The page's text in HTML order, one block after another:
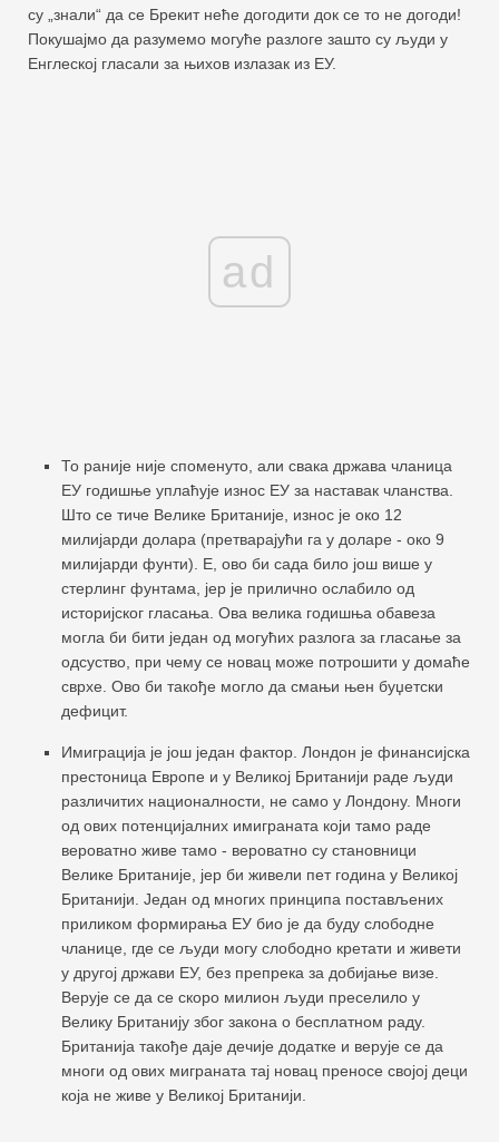
су „знали“ да се Брекит неће догодити док се то не догоди!
Покушајмо да разумемо могуће разлоге зашто су људи у
Енглеској гласали за њихов излазак из ЕУ.
ad
То раније није споменуто, али свака држава чланица
ЕУ годишње уплаћује износ ЕУ за наставак чланства.
Што се тиче Велике Британије, износ је око 12
милијарди долара (претварајући га у доларе - око 9
милијарди фунти). Е, ово би сада било још више у
стерлинг фунтама, јер је прилично ослабило од
историјског гласања. Ова велика годишња обавеза
могла би бити један од могућих разлога за гласање за
одсуство, при чему се новац може потрошити у домаће
сврхе. Ово би такође могло да смањи њен буџетски
дефицит.
Имиграција је још један фактор. Лондон је финансијска
престоница Европе и у Великој Британији раде људи
различитих националности, не само у Лондону. Многи
од ових потенцијалних имиграната који тамо раде
вероватно живе тамо - вероватно су становници
Велике Британије, јер би живели пет година у Великој
Британији. Један од многих принципа постављених
приликом формирања ЕУ био је да буду слободне
чланице, где се људи могу слободно кретати и живети
у другој држави ЕУ, без препрека за добијање визе.
Верује се да се скоро милион људи преселило у
Велику Британију због закона о бесплатном раду.
Британија такође даје дечије додатке и верује се да
многи од ових миграната тај новац преносе својој деци
која не живе у Великој Британији.